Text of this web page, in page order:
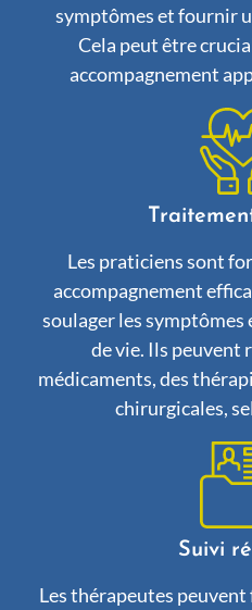
symptômes et fournir
Cela peut être
accompagnement
Les praticiens sont
accompagnement
soulager les
de vie. Ils peuvent
médicaments, des
chirurgicales,
Suivi
Les thérapeutes